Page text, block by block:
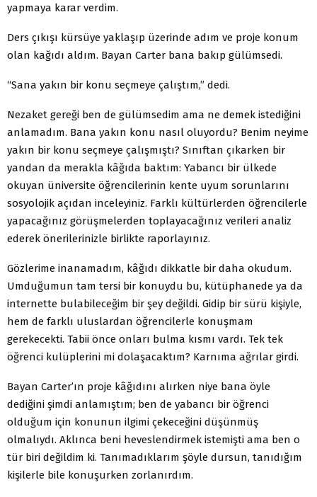
yapmaya karar verdim.
Ders çıkışı kürsüye yaklaşıp üzerinde adım ve proje konum
olan kağıdı aldım. Bayan Carter bana bakıp gülümsedi.
“Sana yakın bir konu seçmeye çalıştım,” dedi.
Nezaket gereği ben de gülümsedim ama ne demek istediğini
anlamadım. Bana yakın konu nasıl oluyordu? Benim neyime
yakın bir konu seçmeye çalışmıştı? Sınıftan çıkarken bir
yandan da merakla kâğıda baktım: Yabancı bir ülkede
okuyan üniversite öğrencilerinin kente uyum sorunlarını
sosyolojik açıdan inceleyiniz. Farklı kültürlerden öğrencilerle
yapacağınız görüşmelerden toplayacağınız verileri analiz
ederek önerilerinizle birlikte raporlayınız.
Gözlerime inanamadım, kâğıdı dikkatle bir daha okudum.
Umduğumun tam tersi bir konuydu bu, kütüphanede ya da
internette bulabileceğim bir şey değildi. Gidip bir sürü kişiyle,
hem de farklı uluslardan öğrencilerle konuşmam
gerekecekti. Tabii önce onları bulma kısmı vardı. Tek tek
öğrenci kulüplerini mi dolaşacaktım? Karnıma ağrılar girdi.
Bayan Carter’ın proje kâğıdını alırken niye bana öyle
dediğini şimdi anlamıştım; ben de yabancı bir öğrenci
olduğum için konunun ilgimi çekeceğini düşünmüş
olmalıydı. Aklınca beni heveslendirmek istemişti ama ben o
tür biri değildim ki. Tanımadıklarım şöyle dursun, tanıdığım
kişilerle bile konuşurken zorlanırdım.